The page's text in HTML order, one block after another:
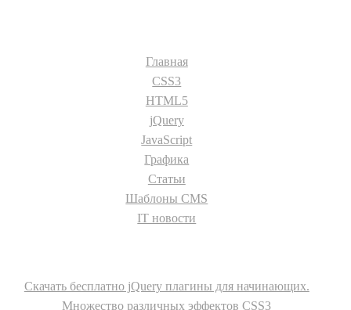
Главная
CSS3
HTML5
jQuery
JavaScript
Графика
Статьи
Шаблоны CMS
IT новости
Скачать бесплатно jQuery плагины для начинающих.
Множество различных эффектов CSS3